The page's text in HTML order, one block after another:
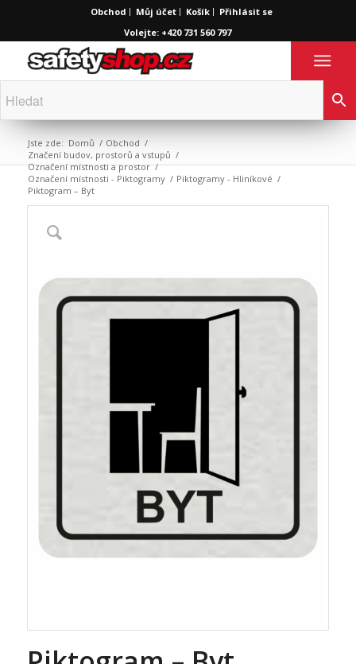
Obchod Můj účet Košík
Přihlásit se
Volejte: +420 731 560 797
Jste zde: Domů / Obchod /
Značení budov, prostorů a vstupů /
Označení místnosti a prostor /
Označení místnosti - Piktogramy / Piktogramy - Hliníkové /
Piktogram – Byt